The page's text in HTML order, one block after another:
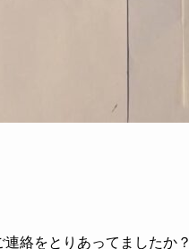
絡をとりあってましたか？